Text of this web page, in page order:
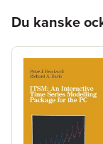
Du kanske